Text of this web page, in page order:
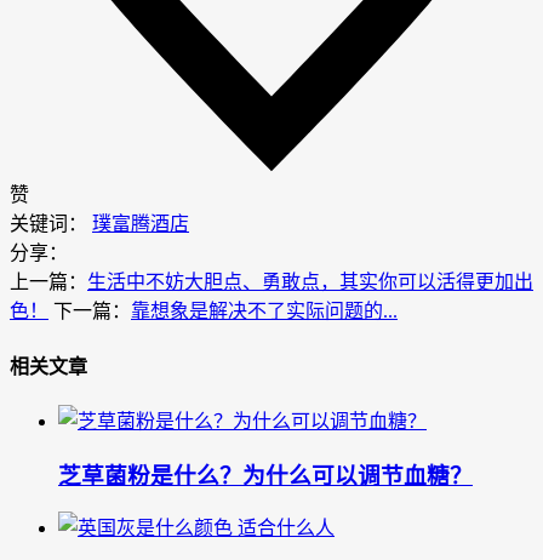
赞
关键词： 璞富腾酒店
分享：
上一篇： 生活中不妨大胆点、勇敢点，其实你可以活得更加出
色！
下一篇： 靠想象是解决不了实际问题的...
相关文章
芝草菌粉是什么？为什么可以调节血糖？